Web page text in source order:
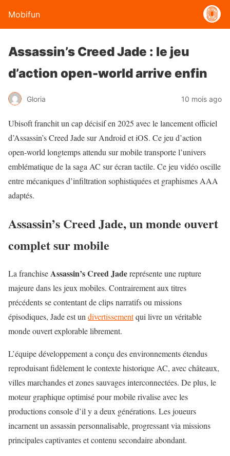
Mobifun
Assassin’s Creed Jade : le jeu
d’action open-world arrive enfin
Gloria 10 mois ago
Ubisoft franchit un cap décisif en 2025 avec le lancement officiel
d’Assassin’s Creed Jade sur Android et iOS. Ce jeu d’action
open-world longtemps attendu sur mobile transporte l’univers
emblématique de la saga AC sur écran tactile. Ce jeu vidéo oscille
entre mécaniques d’infiltration sophistiquées et graphismes AAA
adaptés.
Assassin’s Creed Jade, un monde ouvert
complet sur mobile
La franchiseAssassin’s Creed Jadereprésente une rupture
majeure dans les jeux mobiles. Contrairement aux titres
précédents se contentant de clips narratifs ou missions
épisodiques, Jade est un divertissementqui livre un véritable
monde ouvert explorable librement.
L’équipe développement a conçu des environnements étendus
reproduisant fidèlement le contexte historique AC, avec châteaux,
villes marchandes et zones sauvages interconnectées. De plus, le
moteur graphique optimisé pour mobile rivalise avec les
productions console d’il y a deux générations. Les joueurs
incarnent un assassin personnalisable, progressant via missions
principales captivantes et contenu secondaire abondant.